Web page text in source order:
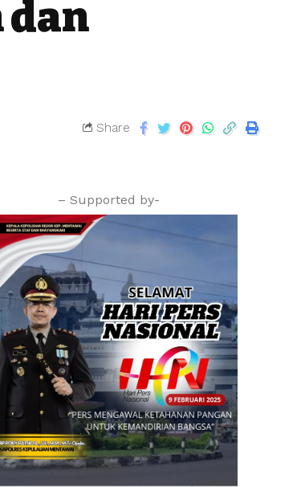
Share
– Supported by-